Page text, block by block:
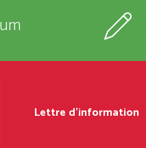
Lettre d'information